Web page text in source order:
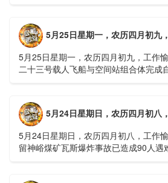
5月25日星期一，农历四月初九
5月25日星期一，农历四月初九，工作
二十三号载人飞船与空间站组合体完成
5月24日星期日，农历四月初八
5月24日星期日，农历四月初八，工作
留神峪煤矿瓦斯爆炸事故已造成90人遇